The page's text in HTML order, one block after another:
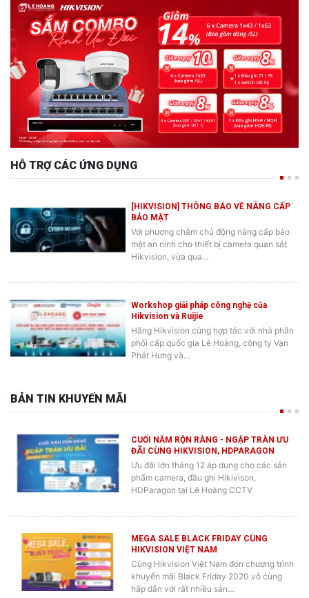
HỖ TRỢ CÁC ỨNG DỤNG
[HIKVISION] THÔNG BÁO VỀ NÂNG CẤP
BẢO MẬT
Với phương châm chủ động nâng cấp bảo
mật an ninh cho thiết bị camera quan sát
Hikvision, vừa qua…
Workshop giải pháp công nghệ của
Hikvision và Ruijie
Hãng Hikvision cùng hợp tác với nhà phân
phối cấp quốc gia Lê Hoàng, công ty Vạn
Phát Hưng và…
BẢN TIN KHUYẾN MÃI
CUỐI NĂM RỘN RÀNG - NGẬP TRÀN ƯU
ĐÃI CÙNG HIKVISION, HDPARAGON
Ưu đãi lớn tháng 12 áp dụng cho các sản
phẩm camera, đầu ghi Hikivison,
HDParagon tại Lê Hoàng CCTV
MEGA SALE BLACK FRIDAY CÙNG
HIKVISION VIỆT NAM
Cùng Hikvision Việt Nam đón chương trình
khuyến mãi Black Friday 2020 vô cùng
hấp dẫn với rất nhiều sản…